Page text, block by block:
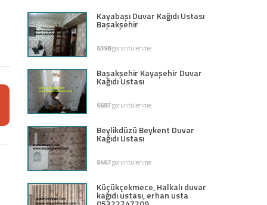
Kayabaşı Duvar Kağıdı Ustası
Başakşehir
6398görüntülenme
Başakşehir Kayaşehir Duvar
Kağıdı Ustası
6687görüntülenme
Beylikdüzü Beykent Duvar
Kağıdı Ustası
6467görüntülenme
Küçükçekmece, Halkalı duvar
kağıdı ustası, erhan usta